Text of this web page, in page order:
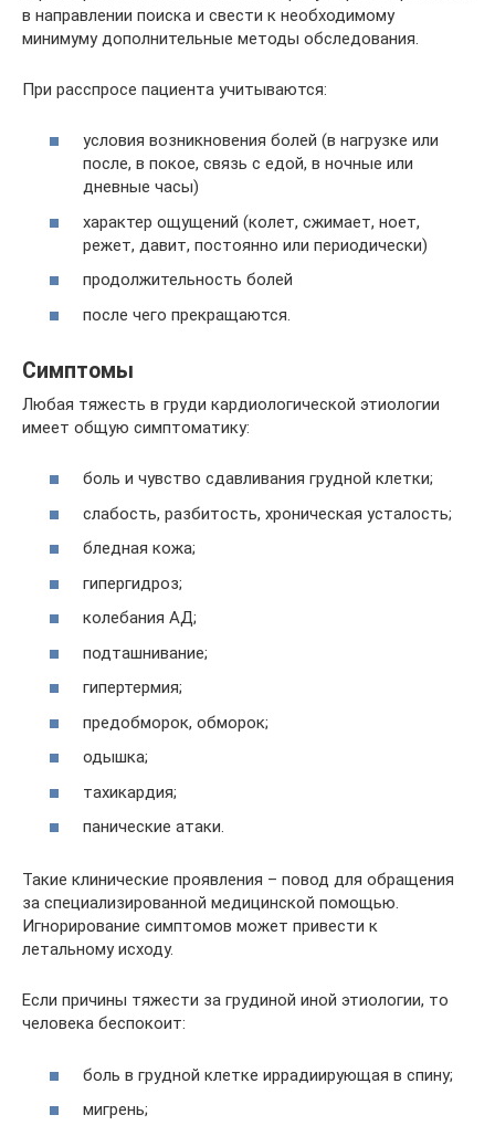
в направлении поиска и свести к необходимому
минимуму дополнительные методы обследования.
При расспросе пациента учитываются:
условия возникновения болей (в нагрузке или
после, в покое, связь с едой, в ночные или
дневные часы)
характер ощущений (колет, сжимает, ноет,
режет, давит, постоянно или периодически)
продолжительность болей
после чего прекращаются.
Симптомы
Любая тяжесть в груди кардиологической этиологии
имеет общую симптоматику:
боль и чувство сдавливания грудной клетки;
слабость, разбитость, хроническая усталость;
бледная кожа;
гипергидроз;
колебания АД;
подташнивание;
гипертермия;
предобморок, обморок;
одышка;
тахикардия;
панические атаки.
Такие клинические проявления – повод для обращения
за специализированной медицинской помощью.
Игнорирование симптомов может привести к
летальному исходу.
Если причины тяжести за грудиной иной этиологии, то
человека беспокоит:
боль в грудной клетке иррадиирующая в спину;
мигрень;